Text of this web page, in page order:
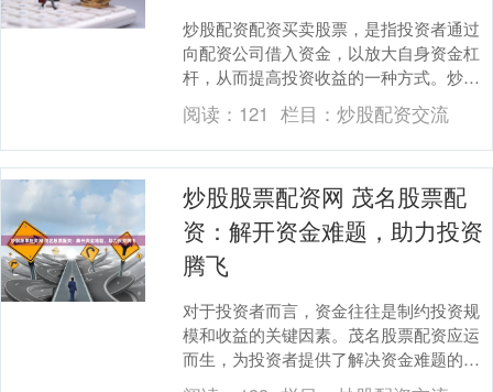
炒股配资配资买卖股票，是指投资者通过
向配资公司借入资金，以放大自身资金杠
杆，从而提高投资收益的一种方式。炒股
配资代理，则是为投资者提供配资服务的
专业机构。 * ....
阅读： 121 栏目： 炒股配资交流
炒股股票配资网 茂名股票配
资：解开资金难题，助力投资
腾飞
对于投资者而言，资金往往是制约投资规
模和收益的关键因素。茂名股票配资应运
而生，为投资者提供了解决资金难题的有
效途径。 1. 信誉度：配资平台的信誉度是